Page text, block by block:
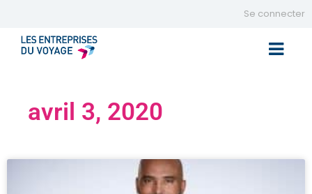
Se connecter
avril 3, 2020